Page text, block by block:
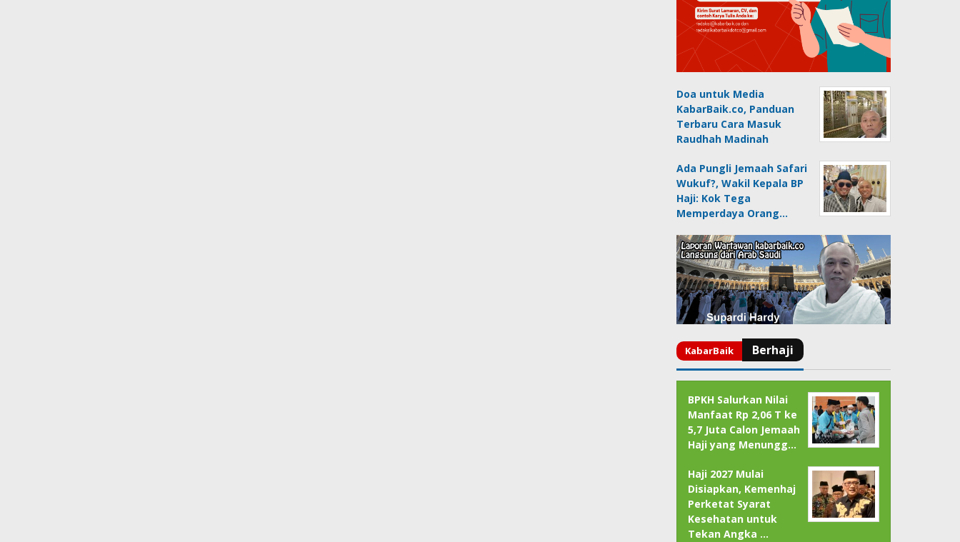
Doa untuk Media
KabarBaik.co, Panduan
Terbaru Cara Masuk
Raudhah Madinah
Ada Pungli Jemaah Safari
Wukuf?, Wakil Kepala BP
Haji: Kok Tega
Memperdaya Orang…
BPKH Salurkan Nilai
Manfaat Rp 2,06 T ke
5,7 Juta Calon Jemaah
Haji yang Menungg…
Haji 2027 Mulai
Disiapkan, Kemenhaj
Perketat Syarat
Kesehatan untuk
Tekan Angka …